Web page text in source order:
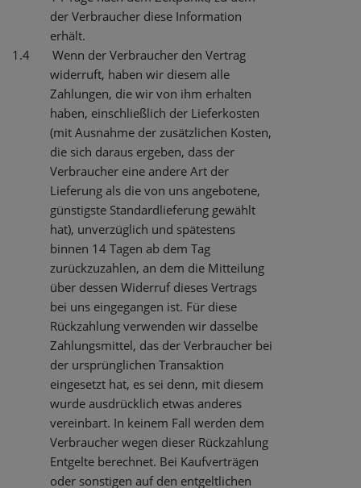
der Verbraucher diese Information
erhält.
1.4
Wenn der Verbraucher den Vertrag
widerruft, haben wir diesem alle
Zahlungen, die wir von ihm erhalten
haben, einschließlich der Lieferkosten
(mit Ausnahme der zusätzlichen Kosten,
die sich daraus ergeben, dass der
Verbraucher eine andere Art der
Lieferung als die von uns angebotene,
günstigste Standardlieferung gewählt
hat), unverzüglich und spätestens
binnen 14 Tagen ab dem Tag
zurückzuzahlen, an dem die Mitteilung
über dessen Widerruf dieses Vertrags
bei uns eingegangen ist. Für diese
Rückzahlung verwenden wir dasselbe
Zahlungsmittel, das der Verbraucher bei
der ursprünglichen Transaktion
eingesetzt hat, es sei denn, mit diesem
wurde ausdrücklich etwas anderes
vereinbart. In keinem Fall werden dem
Verbraucher wegen dieser Rückzahlung
Entgelte berechnet. Bei Kaufverträgen
oder sonstigen auf den entgeltlichen